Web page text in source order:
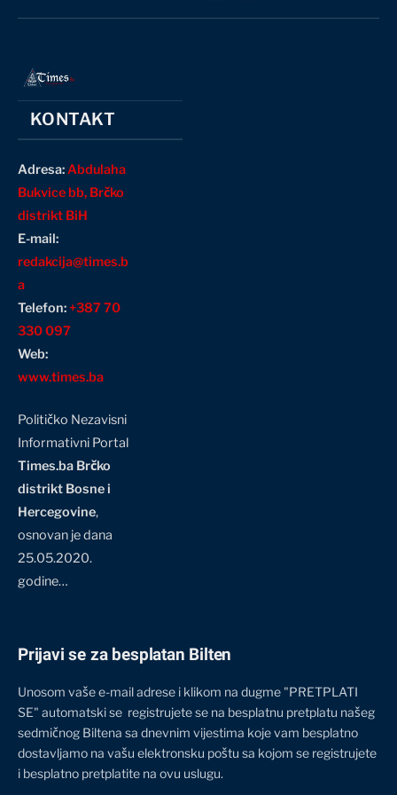
(Twitter)
KONTAKT
Adresa:Abdulaha
Bukvice bb, Brčko
distrikt BiH
E-mail:
redakcija@times.b
a
Telefon:+387 70
330 097
Web:
www.times.ba
Političko Nezavisni
Informativni Portal
Times.ba Brčko
distrikt Bosne i
Hercegovine,
osnovan je dana
25.05.2020.
godine…
Prijavi se za besplatan Bilten
Unosom vaše e-mail adrese i klikom na dugme "PRETPLATI
SE" automatski se registrujete se na besplatnu pretplatu našeg
sedmičnog Biltena sa dnevnim vijestima koje vam besplatno
dostavljamo na vašu elektronsku poštu sa kojom se registrujete
i besplatno pretplatite na ovu uslugu.